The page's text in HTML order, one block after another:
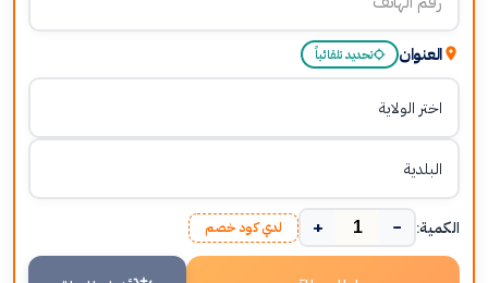
العنوان تحديد تلقائياً
الكمية: −
+ لدي كود خصم